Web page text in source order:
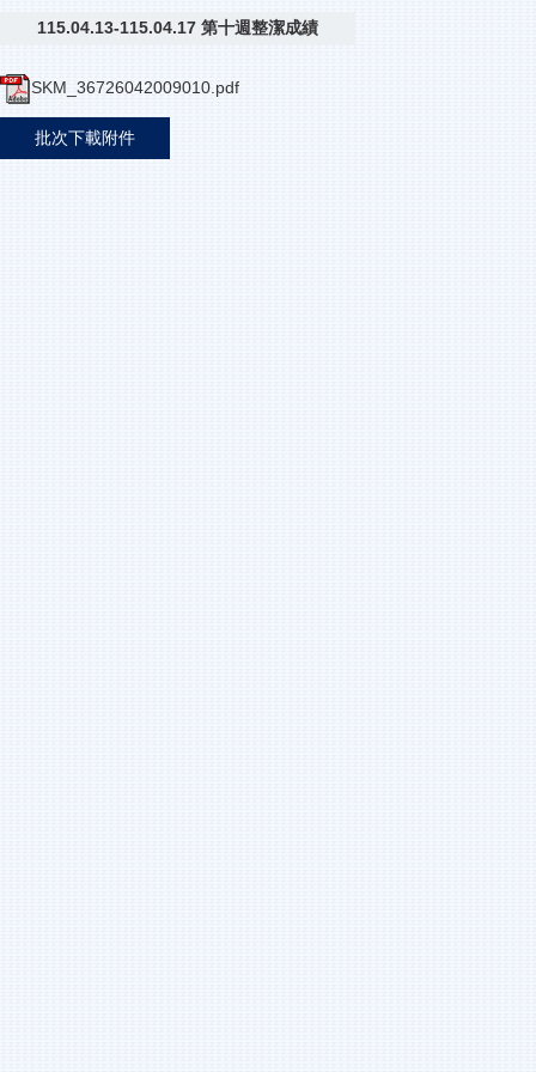
115.04.13-115.04.17 第十週整潔成績
SKM_36726042009010.pdf
批次下載附件